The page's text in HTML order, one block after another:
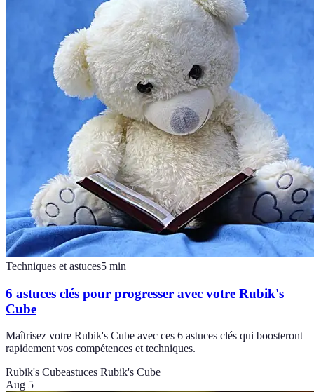
Techniques et astuces5 min
6 astuces clés pour progresser avec votre Rubik's
Cube
Maîtrisez votre Rubik's Cube avec ces 6 astuces clés qui boosteront
rapidement vos compétences et techniques.
Rubik's Cubeastuces Rubik's Cube
Aug 5